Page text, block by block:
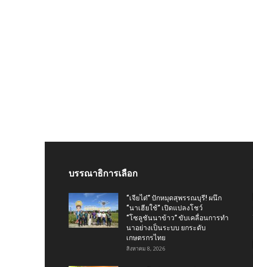
บรรณาธิการเลือก
“เจียไต๋” ปักหมุดสุพรรณบุรี! ผนึก
“นาเฮียใช้” เปิดแปลงโชว์
“โซลูชันนาข้าว” ขับเคลื่อนการทำ
นาอย่างเป็นระบบ ยกระดับ
เกษตรกรไทย
สิงหาคม 8, 2026